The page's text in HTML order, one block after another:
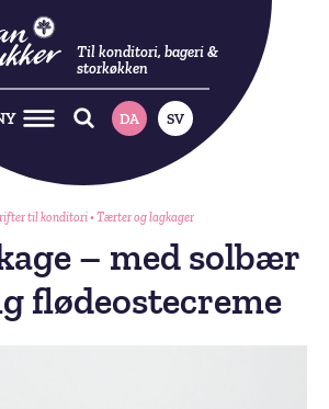
Til konditori, bageri &
storkøkken
DA SV
til konditori•Tærter og lagkager
– med solbær
flødeostecreme